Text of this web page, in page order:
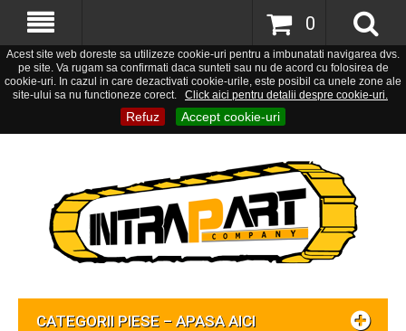
Acest site web doreste sa utilizeze cookie-uri pentru a imbunatati navigarea dvs.
pe site. Va rugam sa confirmati daca sunteti sau nu de acord cu folosirea de
cookie-uri. In cazul in care dezactivati cookie-urile, este posibil ca unele zone ale
site-ului sa nu functioneze corect.
Click aici pentru detalii despre cookie-uri.
Refuz Accept cookie-uri
0
CATEGORII PIESE – APASA AICI